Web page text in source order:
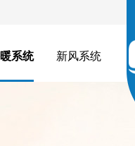
系统 新风系统